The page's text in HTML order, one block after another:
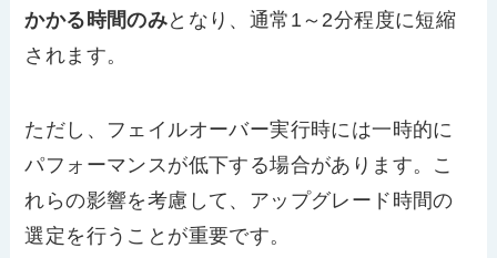
かかる時間のみとなり、通常1～2分程度に短縮
されます。
ただし、フェイルオーバー実行時には一時的に
パフォーマンスが低下する場合があります。こ
れらの影響を考慮して、アップグレード時間の
選定を行うことが重要です。